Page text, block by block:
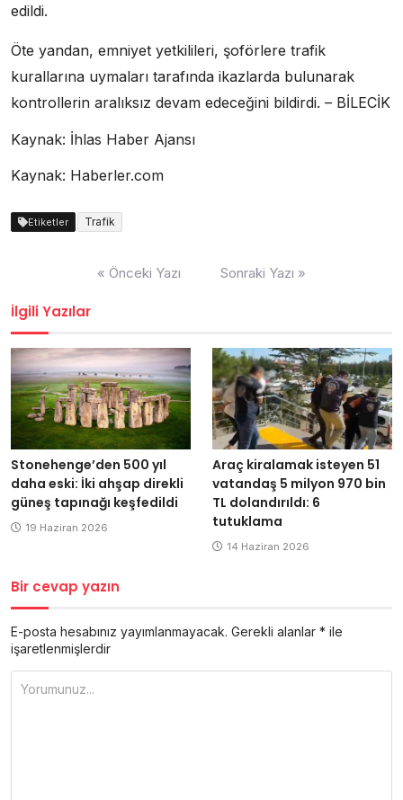
edildi.
Öte yandan, emniyet yetkilileri, şoförlere trafik
kurallarına uymaları tarafında ikazlarda bulunarak
kontrollerin aralıksız devam edeceğini bildirdi. – BİLECİK
Kaynak: İhlas Haber Ajansı
Kaynak: Haberler.com
Etiketler Trafik
« Önceki Yazı Sonraki Yazı »
İlgili Yazılar
Stonehenge’den 500 yıl
daha eski: İki ahşap direkli
güneş tapınağı keşfedildi
19 Haziran 2026
Araç kiralamak isteyen 51
vatandaş 5 milyon 970 bin
TL dolandırıldı: 6
tutuklama
14 Haziran 2026
Bir cevap yazın
E-posta hesabınız yayımlanmayacak. Gerekli alanlar * ile
işaretlenmişlerdir